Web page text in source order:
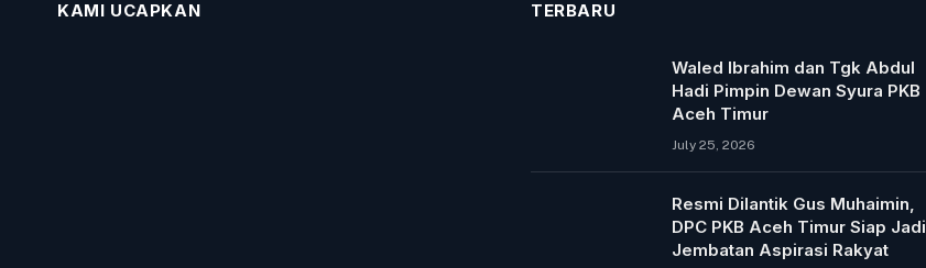
KAMI UCAPKAN TERBARU
Waled Ibrahim dan Tgk Abdul
Hadi Pimpin Dewan Syura PKB
Aceh Timur
July 25, 2026
Resmi Dilantik Gus Muhaimin,
DPC PKB Aceh Timur Siap Jadi
Jembatan Aspirasi Rakyat